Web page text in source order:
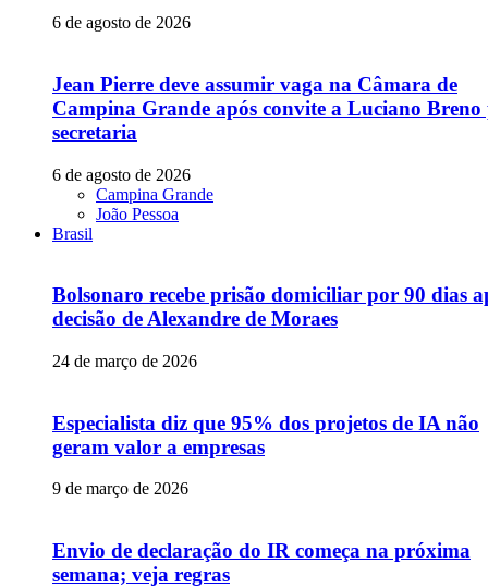
6 de agosto de 2026
Jean Pierre deve assumir vaga na Câmara de
Campina Grande após convite a Luciano Breno
secretaria
6 de agosto de 2026
Campina Grande
João Pessoa
Brasil
Bolsonaro recebe prisão domiciliar por 90 dias
decisão de Alexandre de Moraes
24 de março de 2026
Especialista diz que 95% dos projetos de IA não
geram valor a empresas
9 de março de 2026
Envio de declaração do IR começa na próxima
semana; veja regras